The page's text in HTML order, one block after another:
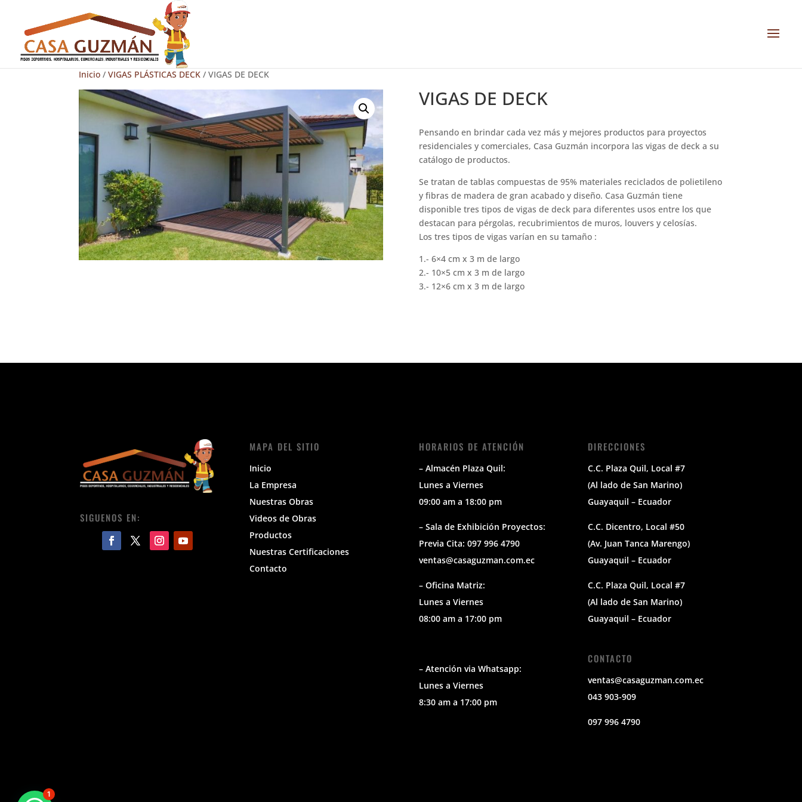
Inicio / VIGAS PLÁSTICAS DECK / VIGAS DE DECK
VIGAS DE DECK
Pensando en brindar cada vez más y mejores productos para proyectos
residenciales y comerciales, Casa Guzmán incorpora las vigas de deck a su
catálogo de productos.
Se tratan de tablas compuestas de 95% materiales reciclados de polietileno
y fibras de madera de gran acabado y diseño. Casa Guzmán tiene
disponible tres tipos de vigas de deck para diferentes usos entre los que
destacan para pérgolas, recubrimientos de muros, louvers y celosías.
Los tres tipos de vigas varían en su tamaño :
1.- 6×4 cm x 3 m de largo
2.- 10×5 cm x 3 m de largo
3.- 12×6 cm x 3 m de largo
SIGUENOS EN:
MAPA DEL SITIO
Inicio
La Empresa
Nuestras Obras
Videos de Obras
Productos
Nuestras Certificaciones
Contacto
HORARIOS DE ATENCIÓN
– Almacén Plaza Quil:
Lunes a Viernes
09:00 am a 18:00 pm
– Sala de Exhibición Proyectos:
Previa Cita: 097 996 4790
ventas@casaguzman.com.ec
– Oficina Matriz:
Lunes a Viernes
08:00 am a 17:00 pm
– Atención via Whatsapp:
Lunes a Viernes
8:30 am a 17:00 pm
DIRECCIONES
C.C. Plaza Quil, Local #7
(Al lado de San Marino)
Guayaquil – Ecuador
C.C. Dicentro, Local #50
(Av. Juan Tanca Marengo)
Guayaquil – Ecuador
C.C. Plaza Quil, Local #7
(Al lado de San Marino)
Guayaquil – Ecuador
CONTACTO
ventas@casaguzman.com.ec
043 903-909
097 996 4790
1